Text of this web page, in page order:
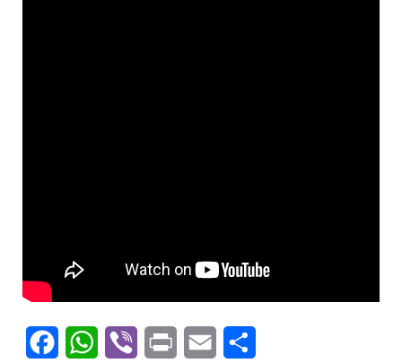
FacebookWhatsApp
Viber Print Email